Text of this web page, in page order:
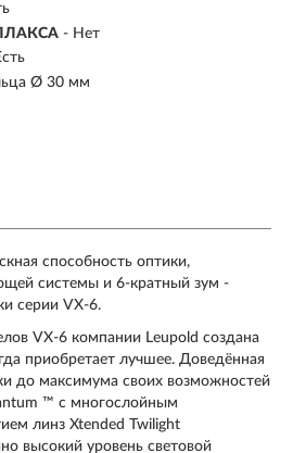
- Нет
Ø 30 мм
способность оптики,
системы и 6-кратный зум -
серии VX-6.
VX-6 компании Leupold создана
приобретает лучшее. Доведённая
до максимума своих возможностей
™ с многослойным
линз Xtended Twilight
высокий уровень световой